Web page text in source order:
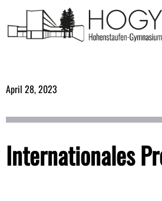
April 28, 2023
Internationales